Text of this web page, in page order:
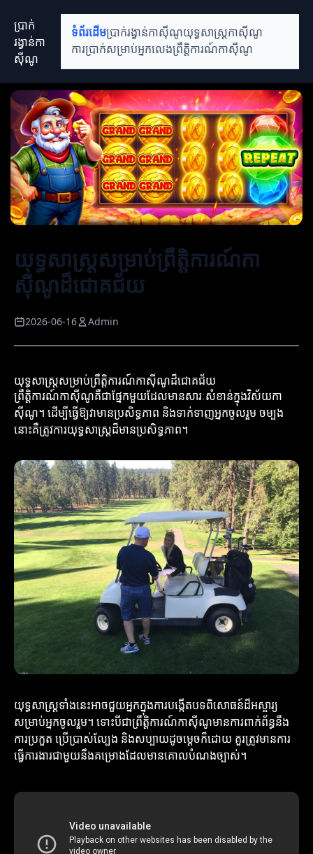
ប្រាក់
រង្វាន់កា
ស៊ីណូ
ទំព័រដើមប្រាក់រង្វាន់កាស៊ីណូយុទ្ធសាស្ត្រកាស៊ីណូ
ការប្រាក់សម្រាប់អ្នកលេងព្រឹត្តិការណ៍កាស៊ីណូ
យុទ្ធសាស្ត្រ​សម្រាប់​ព្រឹត្តិការណ៍កា
ស៊ីណូ​ដ៏ជោគជ័យ
2026-06-16 Admin
យុទ្ធសាស្ត្រ​សម្រាប់​ព្រឹត្តិការណ៍កាស៊ីណូ​ដ៏ជោគជ័យ
ព្រឹត្តិការណ៍កាស៊ីណូគឺជាផ្នែកមួយដែលមានសារៈសំខាន់ក្នុងវិស័យកា
ស៊ីណូ។ ដើម្បីធ្វើឱ្យវាមានប្រសិទ្ធភាព និងទាក់ទាញអ្នកចូលរួម ចម្បង
នោះគឺត្រូវការយុទ្ធសាស្ត្រដ៏មានប្រសិទ្ធភាព។
យុទ្ធសាស្ត្រទាំងនេះអាចជួយអ្នកក្នុងការបង្កើតបទពិសោធន៍ដ៏អស្ចារ្យ
សម្រាប់អ្នកចូលរួម។ ទោះបីជា​ព្រឹត្តិការណ៍កាស៊ីណូមានការពាក់ព័ន្ធនឹង
ការប្រកួត ប្រើប្រាស់ល្បែង និងសប្បាយដូចម្តេចក៏ដោយ គួរត្រូវមានការ
ធ្វើការងារជាមួយនឹងគម្រោងដែលមានគោលបំណងច្បាស់។